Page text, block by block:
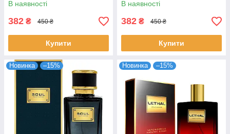
В наявності
382 ₴ 450 ₴
Купити
В наявності
382 ₴ 450 ₴
Купити
Новинка –15% Новинка –15%